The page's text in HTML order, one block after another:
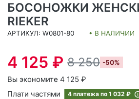
БОСОНОЖКИ
RIEKER
АРТИКУЛ: W0801-80 • В НАЛИЧИИ
4 125 ₽ 8 250 -50%
Вы экономите 4 125 ₽
Плати частями
4 платежа по 1 032 ₽